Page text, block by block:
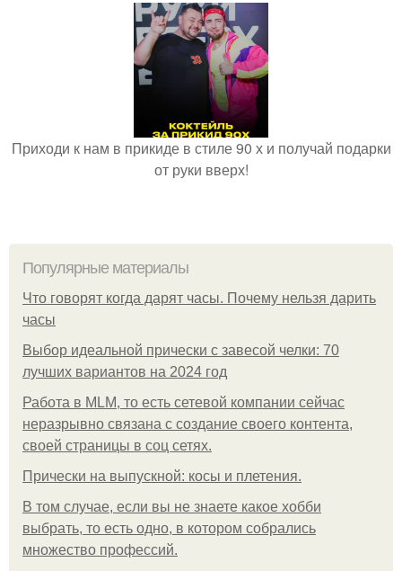
Приходи к нам в прикиде в стиле 90 х и получай подарки
от руки вверх!
Популярные материалы
Что говорят когда дарят часы. Почему нельзя дарить
часы
Выбор идеальной прически с завесой челки: 70
лучших вариантов на 2024 год
Работа в MLM, то есть сетевой компании сейчас
неразрывно связана с создание своего контента,
своей страницы в соц сетях.
Прически на выпускной: косы и плетения.
В том случае, если вы не знаете какое хобби
выбрать, то есть одно, в котором собрались
множество профессий.